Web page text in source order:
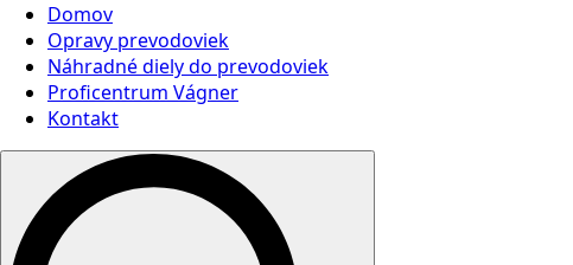
Domov
Opravy prevodoviek
Náhradné diely do prevodoviek
Proficentrum Vágner
Kontakt